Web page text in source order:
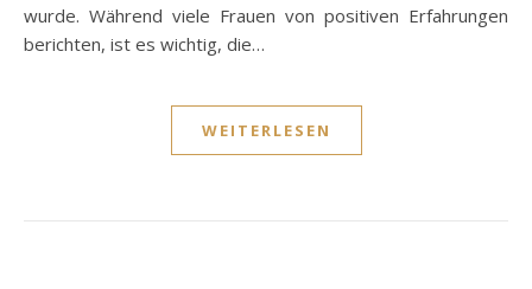
wurde. Während viele Frauen von positiven Erfahrungen
berichten, ist es wichtig, die…
WEITERLESEN